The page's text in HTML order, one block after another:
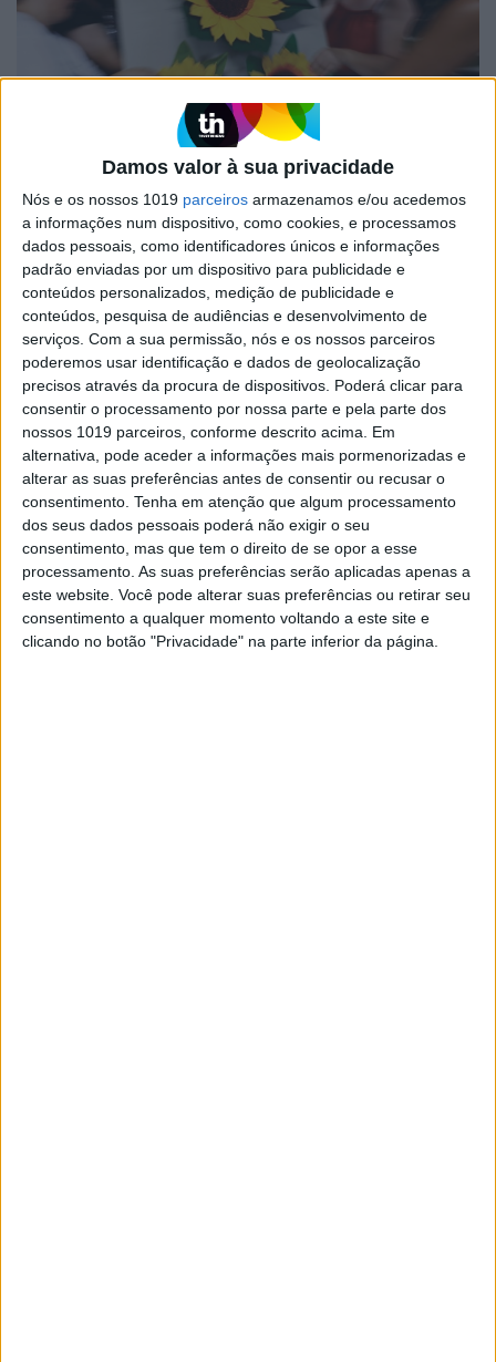
Damos valor à sua privacidade
Nós e os nossos 1019 parceiros armazenamos e/ou acedemos
a informações num dispositivo, como cookies, e processamos
dados pessoais, como identificadores únicos e informações
padrão enviadas por um dispositivo para publicidade e
conteúdos personalizados, medição de publicidade e
conteúdos, pesquisa de audiências e desenvolvimento de
serviços. Com a sua permissão, nós e os nossos parceiros
poderemos usar identificação e dados de geolocalização
precisos através da procura de dispositivos. Poderá clicar para
consentir o processamento por nossa parte e pela parte dos
nossos 1019 parceiros, conforme descrito acima. Em
alternativa, pode aceder a informações mais pormenorizadas e
alterar as suas preferências antes de consentir ou recusar o
consentimento. Tenha em atenção que algum processamento
dos seus dados pessoais poderá não exigir o seu
consentimento, mas que tem o direito de se opor a esse
processamento. As suas preferências serão aplicadas apenas a
este website. Você pode alterar suas preferências ou retirar seu
consentimento a qualquer momento voltando a este site e
clicando no botão "Privacidade" na parte inferior da página.
VISÃO SETE EXCLUSIVO
Festas, feiras e romarias de
Portugal: 15 sugestões para
celebrar a cultura popular
OPINIÃO
O país que fotografamos nas férias
e esquecemos no resto do ano